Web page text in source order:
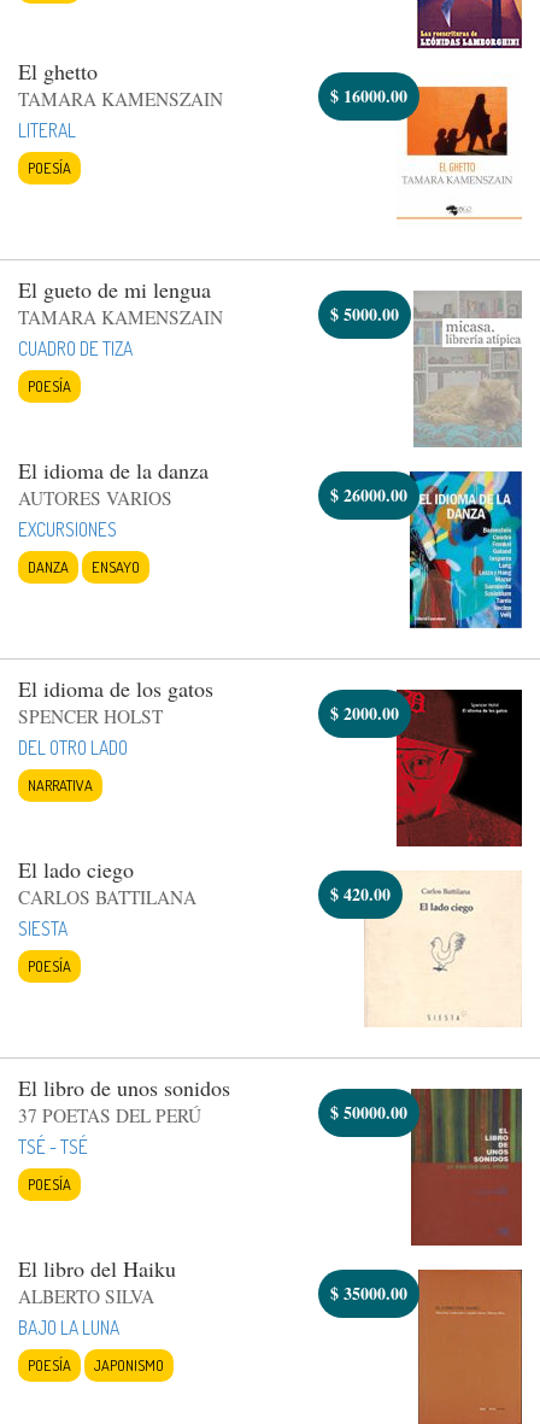
El ghetto
TAMARA KAMENSZAIN
LITERAL
POESÍA
$ 16000.00
El gueto de mi lengua
TAMARA KAMENSZAIN
CUADRO DE TIZA
POESÍA
$5000.00
El idioma de la danza
AUTORES VARIOS
EXCURSIONES
DANZA ENSAYO
$26000.00
El idioma de los gatos
SPENCER HOLST
DEL OTRO LADO
NARRATIVA
$2000.00
El lado ciego
CARLOS BATTILANA
SIESTA
POESÍA
$420.00
El libro de unos sonidos
37 POETAS DEL PERÚ
TSÉ - TSÉ
POESÍA
$50000.00
El libro del Haiku
ALBERTO SILVA
BAJO LA LUNA
POESÍA JAPONISMO
$35000.00